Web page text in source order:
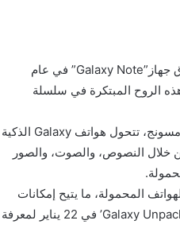
هذا المستوى من حرية الإبداع يستند إلى إرث عريق من الابتكار بدأ مع إطلاق جهاز”Galaxy Note” في عام
هذه الروح المبتكرة في سلسلة
ومع واجهة One UI 7، التي تمثل أول منصة ذكاء اصطناعي متكاملة من سامسونج، تتحول هواتف Galaxy الذكية
خلال النصوص، والصوت، والصور
المحمولة، ما يتيح إمكانات
إبداعية غير مسبوقة. ولكن ما ترونه الآن هو مجرد البداية – تابعوا حدث ‘Galaxy Unpacked’ في 22 يناير لمعرفة